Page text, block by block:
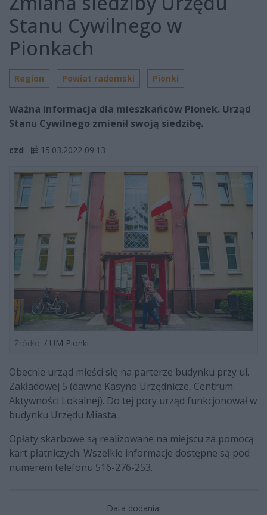
Stanu Cywilnego w
Pionkach
Region Powiat radomski Pionki
Ważna informacja dla mieszkańców Pionek. Urząd
Stanu Cywilnego zmienił swoją siedzibę.
czd 15.03.2022 09:13
Źródło: / UM Pionki
Obecnie urząd mieści się na parterze budynku przy ul.
Zakładowej 5 (dawne Kasyno Urzędnicze, Centrum
Aktywności Lokalnej). Do tej pory urząd funkcjonował w
budynku Urzędu Miasta.
Opłaty skarbowe są realizowane na miejscu za pomocą
kart płatniczych. Wszelkie informacje dostępne są pod
numerem telefonu 516-276-253.
Data dodania: